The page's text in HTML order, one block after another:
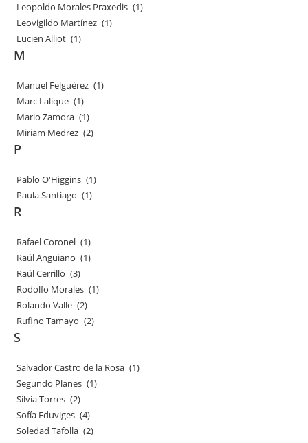
Leopoldo Morales Praxedis (1)
Leovigildo Martínez (1)
Lucien Alliot (1)
M
Manuel Felguérez (1)
Marc Lalique (1)
Mario Zamora (1)
Miriam Medrez (2)
P
Pablo O'Higgins (1)
Paula Santiago (1)
R
Rafael Coronel (1)
Raúl Anguiano (1)
Raúl Cerrillo (3)
Rodolfo Morales (1)
Rolando Valle (2)
Rufino Tamayo (2)
S
Salvador Castro de la Rosa (1)
Segundo Planes (1)
Silvia Torres (2)
Sofía Eduviges (4)
Soledad Tafolla (2)